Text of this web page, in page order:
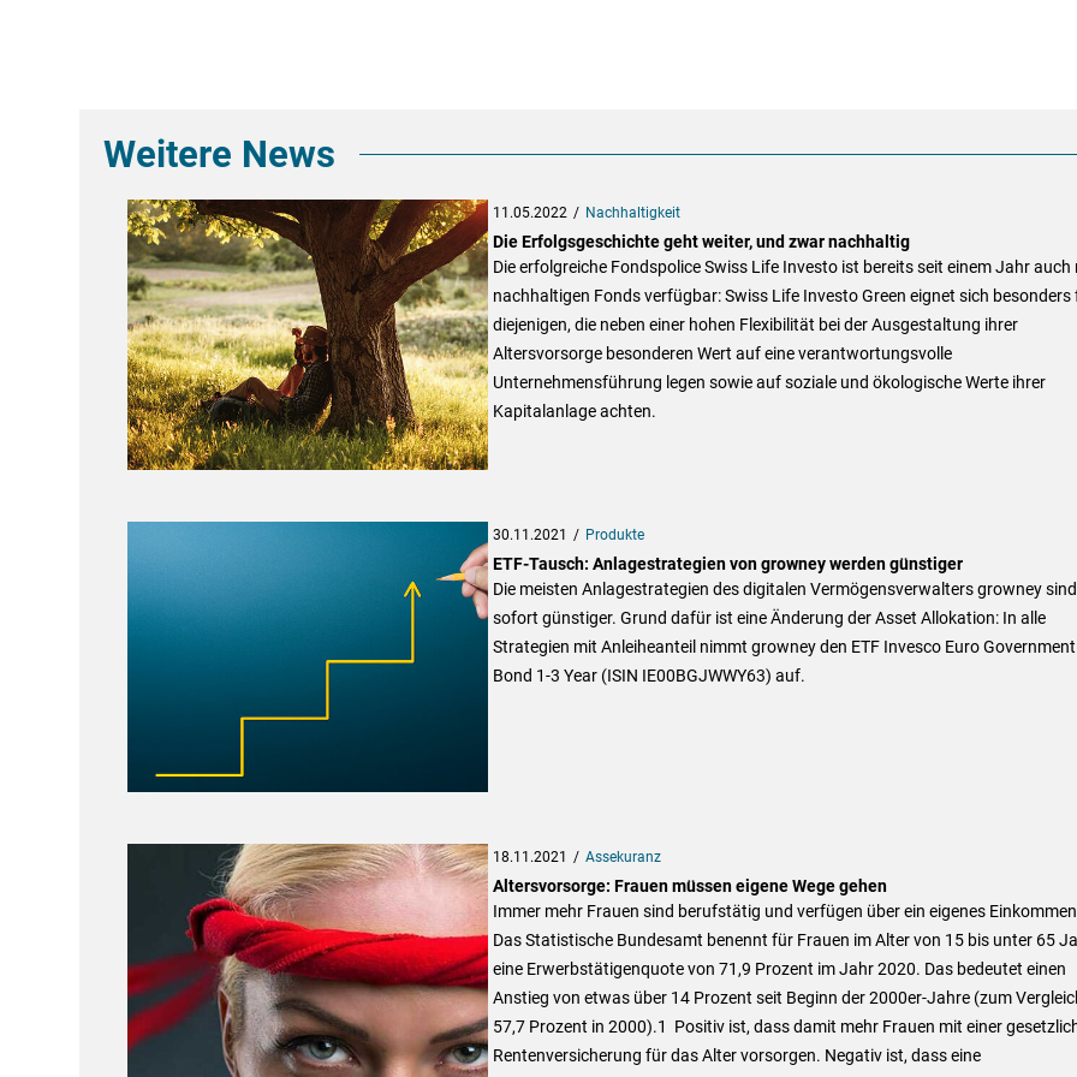
Weitere News
11.05.2022 Nachhaltigkeit
Die Erfolgsgeschichte geht weiter, und zwar nachhaltig
Die erfolgreiche Fondspolice Swiss Life Investo ist bereits seit einem Jahr auch
nachhaltigen Fonds verfügbar: Swiss Life Investo Green eignet sich besonders
diejenigen, die neben einer hohen Flexibilität bei der Ausgestaltung ihrer
Altersvorsorge besonderen Wert auf eine verantwortungsvolle
Unternehmensführung legen sowie auf soziale und ökologische Werte ihrer
Kapitalanlage achten.
30.11.2021 Produkte
ETF-Tausch: Anlagestrategien von growney werden günstiger
Die meisten Anlagestrategien des digitalen Vermögensverwalters growney
sofort günstiger. Grund dafür ist eine Änderung der Asset Allokation: In alle
Strategien mit Anleiheanteil nimmt growney den ETF Invesco Euro Government
Bond 1-3 Year (ISIN IE00BGJWWY63) auf.
18.11.2021 Assekuranz
Altersvorsorge: Frauen müssen eigene Wege gehen
Immer mehr Frauen sind berufstätig und verfügen über ein eigenes
Das Statistische Bundesamt benennt für Frauen im Alter von 15 bis unter 65
eine Erwerbstätigenquote von 71,9 Prozent im Jahr 2020. Das bedeutet einen
Anstieg von etwas über 14 Prozent seit Beginn der 2000er-Jahre (zum
57,7 Prozent in 2000).1 Positiv ist, dass damit mehr Frauen mit einer
Rentenversicherung für das Alter vorsorgen. Negativ ist, dass eine